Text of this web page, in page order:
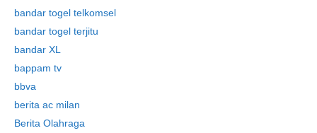
bandar togel telkomsel
bandar togel terjitu
bandar XL
bappam tv
bbva
berita ac milan
Berita Olahraga